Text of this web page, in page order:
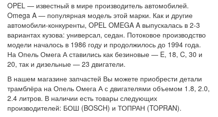
OPEL — известный в мире производитель автомобилей.
Omega A — популярная модель этой марки. Как и другие
автомобили-конкуренты, OPEL OMEGA A выпускалась в 2-3
вариантах кузова: универсал, седан. Потоковое производство
модели началось в 1986 году и продолжилось до 1994 года.
На Опель Омега А ставились как безиновые — E, 18, C, 30 и
20, так и дизельные — 23 двигатели.
В нашем магазине запчастей Вы можете приобрести детали
трамблёра на Опель Омега А с двигателями объемом 1.8, 2.0,
2.4 литров. В наличии есть товары следующих
производителей: БОШ (BOSCH) и ТОПРАН (TOPRAN).